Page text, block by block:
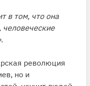
в том, что она
революция
но и